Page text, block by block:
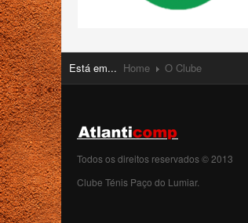
Está em... Home O Clube
Todos os direitos reservados © 2013
Clube Ténis Paço do Lumiar.